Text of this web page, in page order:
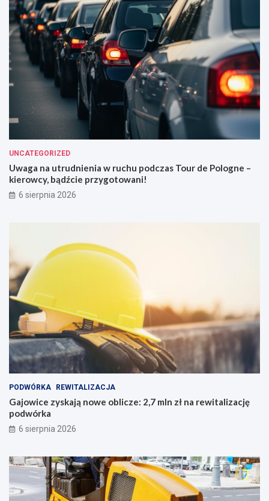
UNCATEGORIZED
Uwaga na utrudnienia w ruchu podczas Tour de Pologne –
kierowcy, bądźcie przygotowani!
6 sierpnia 2026
PODWÓRKA REWITALIZACJA
Gajowice zyskają nowe oblicze: 2,7 mln zł na rewitalizację
podwórka
6 sierpnia 2026